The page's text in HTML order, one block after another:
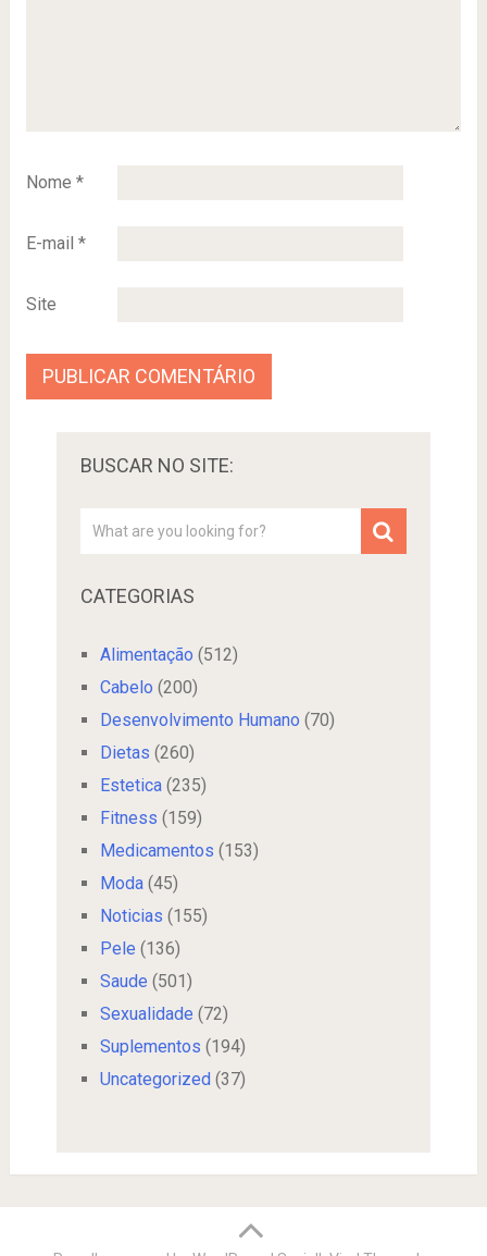
Nome *
E-mail *
Site
BUSCAR NO SITE:
CATEGORIAS
Alimentação (512)
Cabelo (200)
Desenvolvimento Humano (70)
Dietas (260)
Estetica(235)
Fitness (159)
Medicamentos (153)
Moda(45)
Noticias (155)
Pele (136)
Saude (501)
Sexualidade (72)
Suplementos (194)
Uncategorized (37)